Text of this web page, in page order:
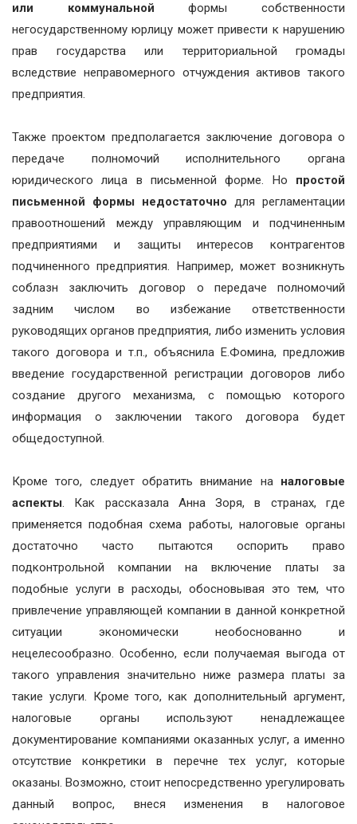
или коммунальной формы собственности
негосударственному юрлицу может привести к нарушению
прав государства или территориальной громады
вследствие неправомерного отчуждения активов такого
предприятия.
Также проектом предполагается заключение договора о
передаче полномочий исполнительного органа
юридического лица в письменной форме. Но простой
письменной формы недостаточно для регламентации
правоотношений между управляющим и подчиненным
предприятиями и защиты интересов контрагентов
подчиненного предприятия. Например, может возникнуть
соблазн заключить договор о передаче полномочий
задним числом во избежание ответственности
руководящих органов предприятия, либо изменить условия
такого договора и т.п., объяснила Е.Фомина, предложив
введение государственной регистрации договоров либо
создание другого механизма, с помощью которого
информация о заключении такого договора будет
общедоступной.
Кроме того, следует обратить внимание на налоговые
аспекты. Как рассказала Анна Зоря, в странах, где
применяется подобная схема работы, налоговые органы
достаточно часто пытаются оспорить право
подконтрольной компании на включение платы за
подобные услуги в расходы, обосновывая это тем, что
привлечение управляющей компании в данной конкретной
ситуации экономически необоснованно и
нецелесообразно. Особенно, если получаемая выгода от
такого управления значительно ниже размера платы за
такие услуги. Кроме того, как дополнительный аргумент,
налоговые органы используют ненадлежащее
документирование компаниями оказанных услуг, а именно
отсутствие конкретики в перечне тех услуг, которые
оказаны. Возможно, стоит непосредственно урегулировать
данный вопрос, внеся изменения в налоговое